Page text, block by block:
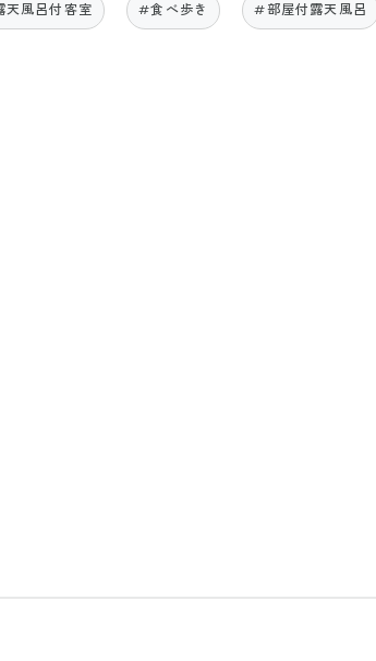
風呂付客室 #食べ歩き #部屋付露天風呂